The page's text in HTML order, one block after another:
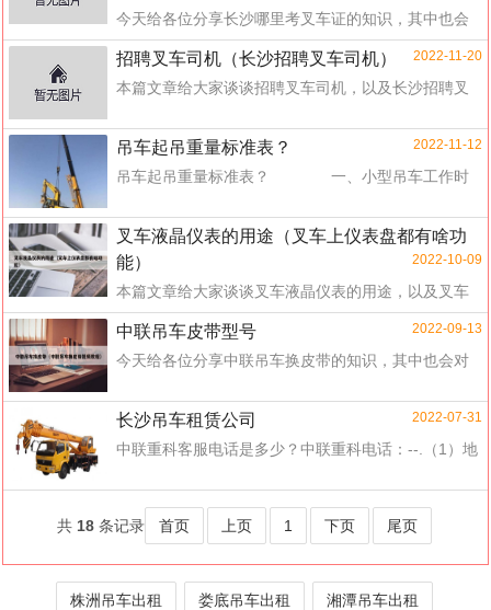
今天给各位分享长沙哪里考叉车证的知识，其中也会
对长沙县哪里可以考叉车证进行解释，如果能碰巧解
决你...
招聘叉车司机（长沙招聘叉车司机） 2022-11-20
本篇文章给大家谈谈招聘叉车司机，以及长沙招聘叉
了收...
吊车起吊重量标准表？ 2022-11-12
吊车起吊重量标准表？ 一、小型吊车工作时
小型吊车或汽车吊吨位乘以3，再除以要吊的重量就能
得出大臂距离，...
叉车液晶仪表的用途（叉车上仪表盘都有啥功
能）
2022-10-09
本篇文章给大家谈谈叉车液晶仪表的用途，以及叉车
上仪表盘都有啥功能对应的知识点，希望对各位有所
帮助，不要忘了收藏本站喔。合力叉车仪表...
中联吊车皮带型号 2022-09-13
今天给各位分享中联吊车换皮带的知识，其中也会对
你现在面临的问题，别忘了关注本站，现在...
长沙吊车租赁公司 2022-07-31
中联重科客服电话是多少？中联重科电话：--.（1）地
共18 条记录 首页 上页 1 下页 尾页
株洲吊车出租 娄底吊车出租 湘潭吊车出租